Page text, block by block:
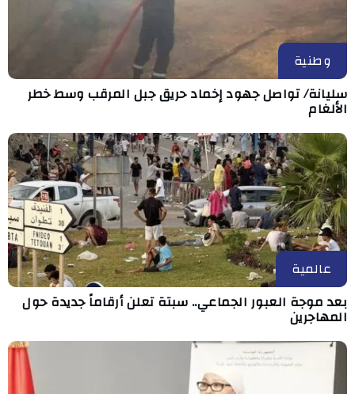
وطنية
سليانة/ تواصل جهود إخماد حريق جبل المرقب وسط خطر
الألغام
عالمية
بعد موجة العبور الجماعي.. سبتة تعلن أرقاماً جديدة حول
المهاجرين